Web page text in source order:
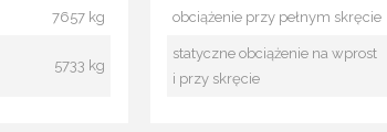
7657 kg
5733 kg
obciążenie przy pełnym skręcie
statyczne obciążenie na wprost
i przy skręcie